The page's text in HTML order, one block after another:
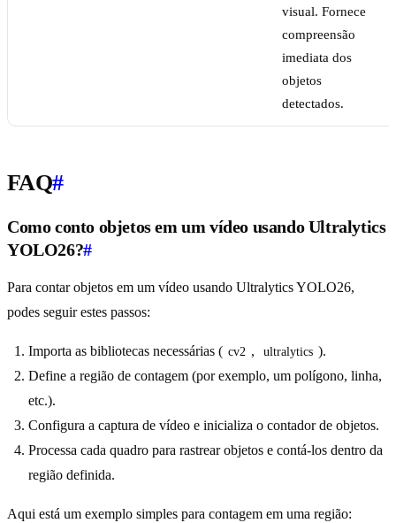
visual. Fornece
compreensão
imediata dos
objetos
detectados.
FAQ#
Como conto objetos em um vídeo usando Ultralytics
YOLO26?#
Para contar objetos em um vídeo usando Ultralytics YOLO26,
podes seguir estes passos:
Importa as bibliotecas necessárias ( cv2 , ultralytics ).
Define a região de contagem (por exemplo, um polígono, linha,
etc.).
Configura a captura de vídeo e inicializa o contador de objetos.
Processa cada quadro para rastrear objetos e contá-los dentro da
região definida.
Aqui está um exemplo simples para contagem em uma região: